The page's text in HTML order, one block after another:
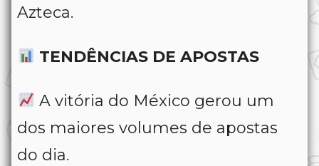
Azteca.
TENDÊNCIAS DE APOSTAS
A vitória do México gerou um
dos maiores volumes de apostas
do dia.